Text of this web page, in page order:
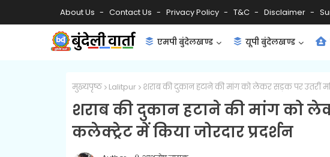
About Us Contact Us Privacy Policy T&C Disclaimer
एमपी बुंदेलखण्ड यूपी बुंदेलखण्ड
मुख्यपृष्ठ Lalitpur शराब की दुकान हटाने की मांग को लेकर सड़क पर उतरीं
शराब की दुकान हटाने की मांग को
कलेक्ट्रेट में किया जोरदार प्रदर्शन